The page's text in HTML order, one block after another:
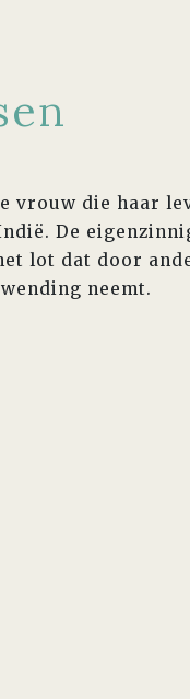
vrouw die haar
De
lot dat door
neemt.